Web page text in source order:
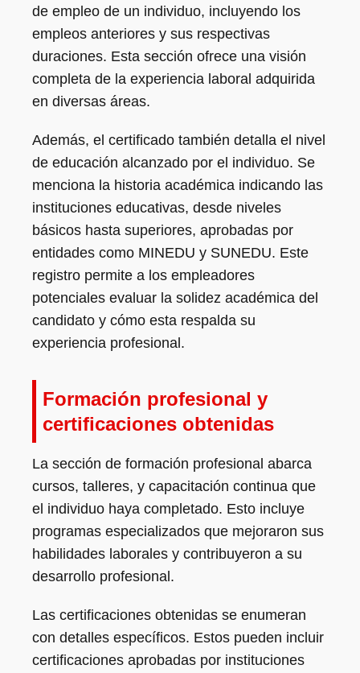
de empleo de un individuo, incluyendo los
empleos anteriores y sus respectivas
duraciones. Esta sección ofrece una visión
completa de la experiencia laboral adquirida
en diversas áreas.
Además, el certificado también detalla el nivel
de educación alcanzado por el individuo. Se
menciona la historia académica indicando las
instituciones educativas, desde niveles
básicos hasta superiores, aprobadas por
entidades como MINEDU y SUNEDU. Este
registro permite a los empleadores
potenciales evaluar la solidez académica del
candidato y cómo esta respalda su
experiencia profesional.
Formación profesional y
certificaciones obtenidas
La sección de formación profesional abarca
cursos, talleres, y capacitación continua que
el individuo haya completado. Esto incluye
programas especializados que mejoraron sus
habilidades laborales y contribuyeron a su
desarrollo profesional.
Las certificaciones obtenidas se enumeran
con detalles específicos. Estos pueden incluir
certificaciones aprobadas por instituciones